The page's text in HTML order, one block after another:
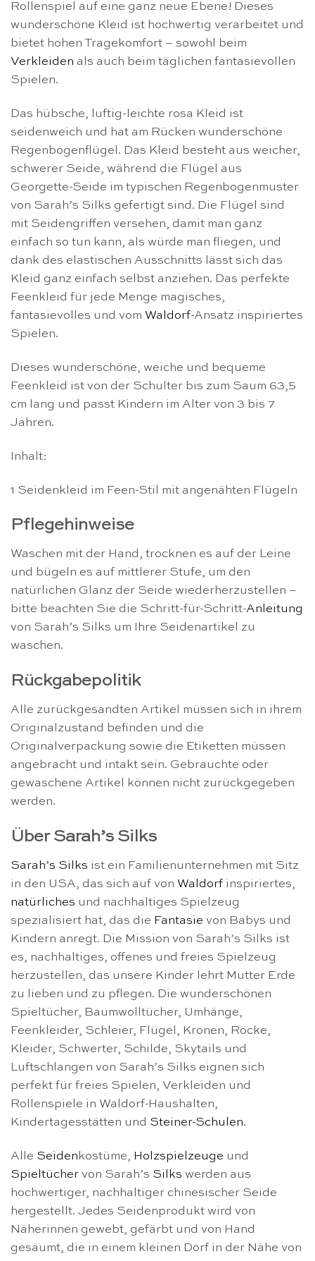
Rollenspiel auf eine ganz neue Ebene! Dieses
wunderschöne Kleid ist hochwertig verarbeitet und
bietet hohen Tragekomfort – sowohl beim
Verkleiden als auch beim täglichen fantasievollen
Spielen.
Das hübsche, luftig-leichte rosa Kleid ist
seidenweich und hat am Rücken wunderschöne
Regenbogenflügel. Das Kleid besteht aus weicher,
schwerer Seide, während die Flügel aus
Georgette-Seide im typischen Regenbogenmuster
von Sarah’s Silks gefertigt sind. Die Flügel sind
mit Seidengriffen versehen, damit man ganz
einfach so tun kann, als würde man fliegen, und
dank des elastischen Ausschnitts lässt sich das
Kleid ganz einfach selbst anziehen. Das perfekte
Feenkleid für jede Menge magisches,
fantasievolles und vom Waldorf-Ansatz inspiriertes
Spielen.
Dieses wunderschöne, weiche und bequeme
Feenkleid ist von der Schulter bis zum Saum 63,5
cm lang und passt Kindern im Alter von 3 bis 7
Jahren.
Inhalt:
1 Seidenkleid im Feen-Stil mit angenähten Flügeln
Pflegehinweise
Waschen mit der Hand, trocknen es auf der Leine
und bügeln es auf mittlerer Stufe, um den
natürlichen Glanz der Seide wiederherzustellen –
bitte beachten Sie die Schritt-für-Schritt-Anleitung
von Sarah’s Silks um Ihre Seidenartikel zu
waschen.
Rückgabepolitik
Alle zurückgesandten Artikel müssen sich in ihrem
Originalzustand befinden und die
Originalverpackung sowie die Etiketten müssen
angebracht und intakt sein. Gebrauchte oder
gewaschene Artikel können nicht zurückgegeben
werden.
Über Sarah’s Silks
Sarah’s Silks ist ein Familienunternehmen mit Sitz
in den USA, das sich auf von Waldorf inspiriertes,
natürliches und nachhaltiges Spielzeug
spezialisiert hat, das die Fantasie von Babys und
Kindern anregt. Die Mission von Sarah’s Silks ist
es, nachhaltiges, offenes und freies Spielzeug
herzustellen, das unsere Kinder lehrt Mutter Erde
zu lieben und zu pflegen. Die wunderschönen
Spieltücher, Baumwolltücher, Umhänge,
Feenkleider, Schleier, Flügel, Kronen, Röcke,
Kleider, Schwerter, Schilde, Skytails und
Luftschlangen von Sarah’s Silks eignen sich
perfekt für freies Spielen, Verkleiden und
Rollenspiele in Waldorf-Haushalten,
Kindertagesstätten und Steiner-Schulen.
Alle Seiden kostüme, Holzspielzeuge und
Spieltücher von Sarah’s Silks werden aus
hochwertiger, nachhaltiger chinesischer Seide
hergestellt. Jedes Seidenprodukt wird von
Näherinnen gewebt, gefärbt und von Hand
gesäumt, die in einem kleinen Dorf in der Nähe von